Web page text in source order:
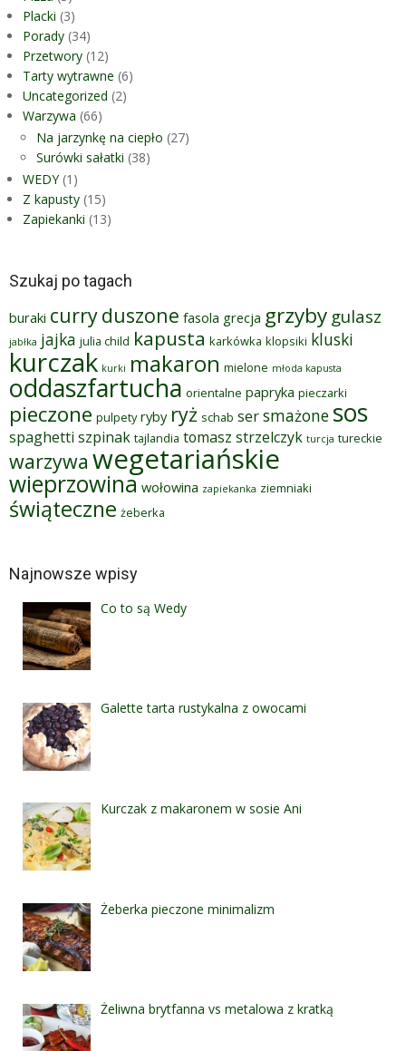
Placki (3)
Porady (34)
Przetwory (12)
Tarty wytrawne (6)
Uncategorized (2)
Warzywa (66)
Na jarzynkę na ciepło (27)
Surówki sałatki (38)
WEDY(1)
Z kapusty (15)
Zapiekanki (13)
Szukaj po tagach
buraki curryduszone fasola grecja grzyby gulasz
jabłka jajka julia child kapusta karkówka klopsiki kluski
kurczak kurki makaron mielone młoda kapusta
oddaszfartucha orientalne papryka pieczarki
pieczone pulpety ryby ryż schab sersmażone sos
spaghetti szpinak tajlandia tomasz strzelczyk turcja tureckie
warzywa wegetariańskie
wieprzowina wołowina zapiekanka ziemniaki
świąteczne żeberka
Najnowsze wpisy
Co to są Wedy
Galette tarta rustykalna z owocami
Kurczak z makaronem w sosie Ani
Żeberka pieczone minimalizm
Żeliwna brytfanna vs metalowa z kratką